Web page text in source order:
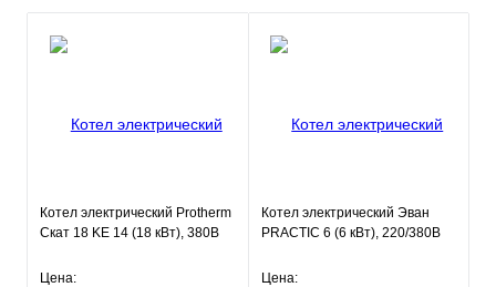
Котел электрический Protherm
Скат 18 KE 14 (18 кВт), 380В
Цена:
Котел электрический Эван
PRACTIC 6 (6 кВт), 220/380В
Цена: